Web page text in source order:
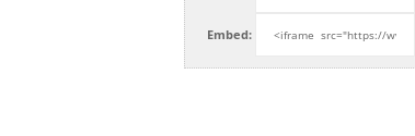
Embed: